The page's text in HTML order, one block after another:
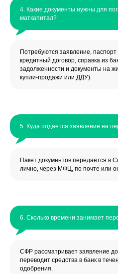
4. Какие документы нужны для
маткапитал?
Потребуются заявление,
кредитный договор, справка из
задолженности и документы на
купли-продажи или ДДУ).
5. Куда подается заявление на
Пакет документов передается
лично, через МФЦ, по почте или
6. Сколько времени занимает
СФР рассматривает заявление
переводит средства в банк в
одобрения.